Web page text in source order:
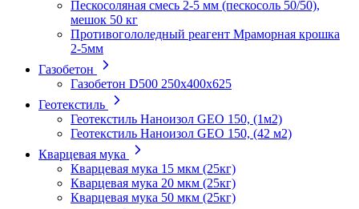
Пескосоляная смесь 2-5 мм (пескосоль 50/50),
мешок 50 кг
Противогололедный реагент Мраморная крошка
2-5мм
Газобетон
Газобетон D500 250х400х625
Геотекстиль
Геотекстиль Наноизол GEO 150, (1м2)
Геотекстиль Наноизол GEO 150, (42 м2)
Кварцевая мука
Кварцевая мука 15 мкм (25кг)
Кварцевая мука 20 мкм (25кг)
Кварцевая мука 50 мкм (25кг)